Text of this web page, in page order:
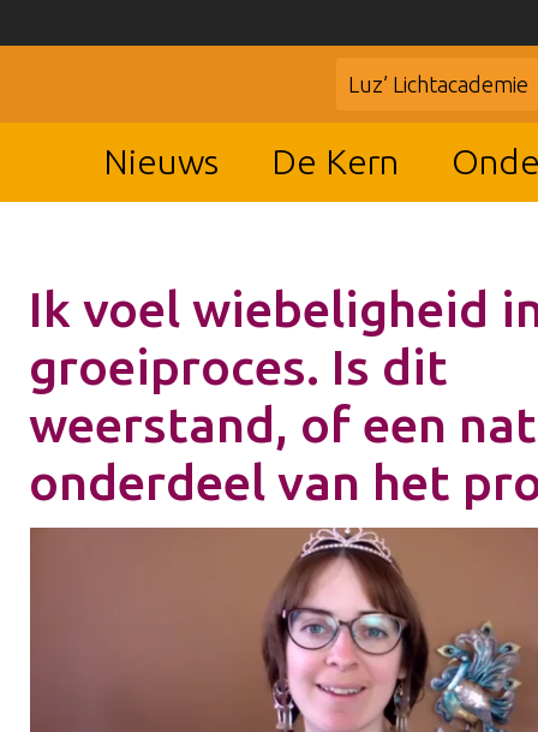
Luz’ Lichtacademie
Nieuws De Kern
Ik voel wiebeligheid
groeiproces. Is dit
weerstand, of een
onderdeel van het